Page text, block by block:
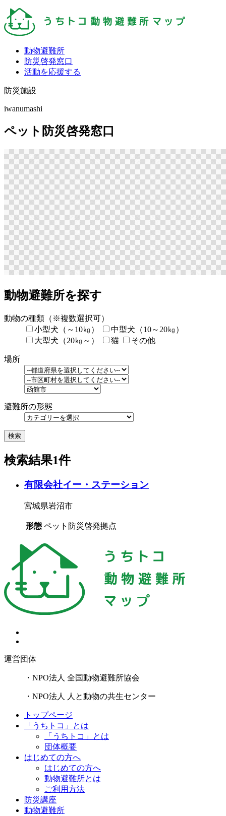
動物避難所
防災啓発窓口
活動を応援する
防災施設
iwanumashi
ペット防災啓発窓口
動物避難所を探す
動物の種類 （※複数選択可）
小型犬（～10㎏）
中型犬（10～20㎏）
大型犬（20㎏～）
猫 その他
場所
避難所の形態
検索
検索結果1件
有限会社イー・ステーション
宮城県岩沼市
形態 ペット防災啓発拠点
運営団体
・NPO法人 全国動物避難所協会
・NPO法人 人と動物の共生センター
トップページ
「うちトコ」とは
「うちトコ」とは
団体概要
はじめての方へ
はじめての方へ
動物避難所とは
ご利用方法
防災講座
動物避難所